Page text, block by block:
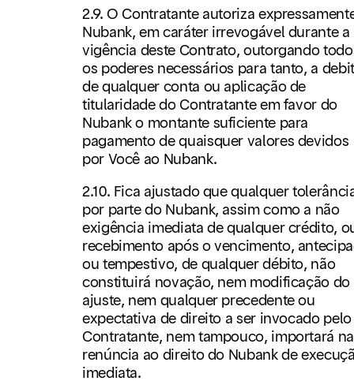
2.9. O Contratante autoriza
Nubank, em caráter irrevogável durante a
vigência deste Contrato, outorgando
os poderes necessários para tanto, a
de qualquer conta ou aplicação de
titularidade do Contratante em favor do
Nubank o montante suficiente para
pagamento de quaisquer valores devidos
por Você ao Nubank.
2.10. Fica ajustado que qualquer
por parte do Nubank, assim como a não
exigência imediata de qualquer crédito,
recebimento após o vencimento,
ou tempestivo, de qualquer débito, não
constituirá novação, nem modificação do
ajuste, nem qualquer precedente ou
expectativa de direito a ser invocado pelo
Contratante, nem tampouco, importará na
renúncia ao direito do Nubank de
imediata.